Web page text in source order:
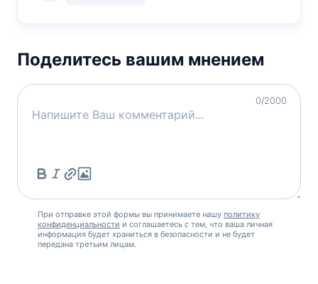
Поделитесь вашим мнением
0/2000
При отправке этой формы вы принимаете нашу политику
конфиденциальности и соглашаетесь с тем, что ваша личная
информация будет храниться в безопасности и не будет
передана третьим лицам.